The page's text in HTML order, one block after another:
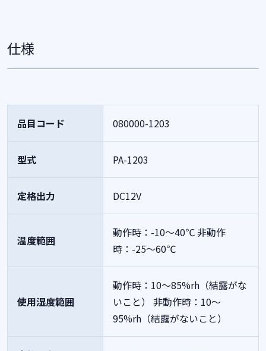
仕様
品目コード 080000-1203
型式 PA-1203
定格出力 DC12V
温度範囲
動作時：-10～40℃非動作
時：-25～60℃
使用湿度範囲
動作時：10～85%rh（結露がな
いこと）
非動作時：10～
95%rh（結露がないこと）